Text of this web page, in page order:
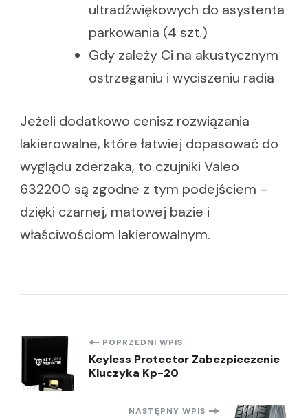
ultradźwiękowych do asystenta
parkowania (4 szt.)
Gdy zależy Ci na akustycznym
ostrzeganiu i wyciszeniu radia
Jeżeli dodatkowo cenisz rozwiązania
lakierowalne, które łatwiej dopasować do
wyglądu zderzaka, to czujniki Valeo
632200 są zgodne z tym podejściem –
dzięki czarnej, matowej bazie i
właściwościom lakierowalnym.
Nawigacja
wpisu
POPRZEDNI WPIS
Keyless Protector Zabezpieczenie
Kluczyka Kp-20
NASTĘPNY WPIS